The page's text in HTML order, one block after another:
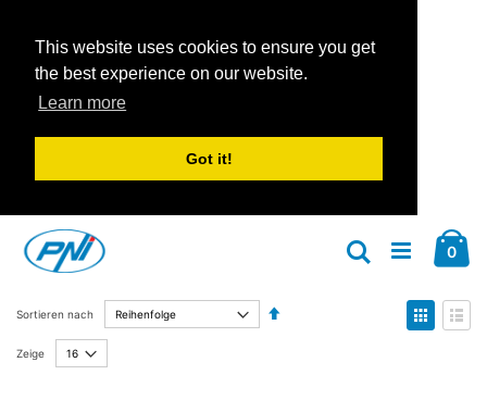
This website uses cookies to ensure you get
the best experience on our website.
Learn more
Got it!
Inhalt
springen
0
Suche
Sortieren nach
Anzeigen
als
Zeige